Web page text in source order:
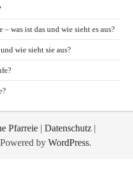
– was ist das und wie sieht es aus?
wie sieht sie aus?
Pfarreie | Datenschutz |
by WordPress.